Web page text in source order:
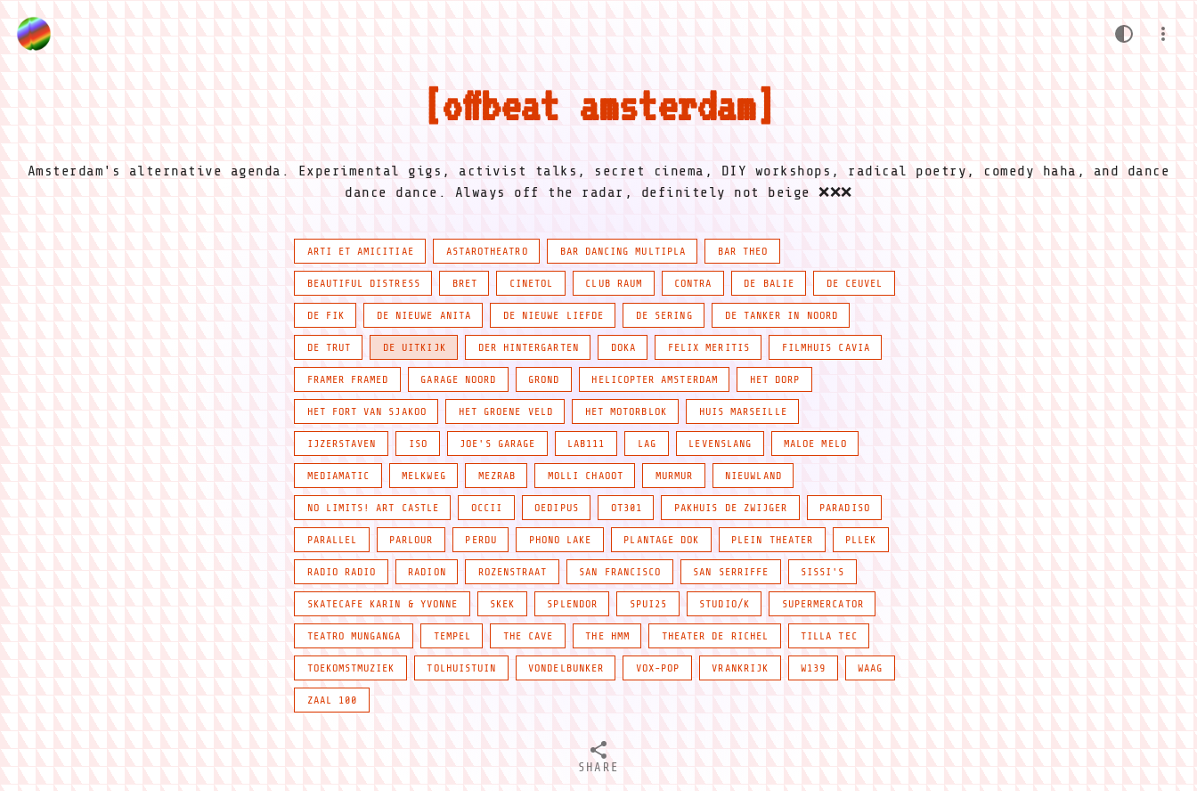
offbeat amsterdam
Amsterdam's alternative agenda. Experimental gigs, activist talks, secret cinema, DIY workshops, radical poetry, comedy haha, and dance
dance dance. Always off the radar, definitely not beige ❌❌❌
ARTI ET AMICITIAE ASTAROTHEATRO BAR DANCING MULTIPLA BAR THEO
BEAUTIFUL DISTRESS BRET CINETOL CLUB RAUM CONTRA DE BALIE DE CEUVEL
DE FIK DE NIEUWE ANITA DE NIEUWE LIEFDE DE SERING DE TANKER IN NOORD
DE TRUT DE UITKIJK DER HINTERGARTEN DOKA FELIX MERITIS FILMHUIS CAVIA
FRAMER FRAMED GARAGE NOORD GROND HELICOPTER AMSTERDAM HET DORP
HET FORT VAN SJAKOO HET GROENE VELD HET MOTORBLOK HUIS MARSEILLE
IJZERSTAVEN ISO JOE'S GARAGE LAB111 LAG LEVENSLANG MALOE MELO
MEDIAMATIC MELKWEG MEZRAB MOLLI CHAOOT MURMUR NIEUWLAND
NO LIMITS! ART CASTLE OCCII OEDIPUS OT301 PAKHUIS DE ZWIJGER PARADISO
PARALLEL PARLOUR PERDU PHONO LAKE PLANTAGE DOK PLEIN THEATER PLLEK
RADIO RADIO RADION ROZENSTRAAT SAN FRANCISCO SAN SERRIFFE SISSI'S
SKATECAFE KARIN & YVONNE SKEK SPLENDOR SPUI25 STUDIO/K SUPERMERCATOR
TEATRO MUNGANGA TEMPEL THE CAVE THE HMM THEATER DE RICHEL TILLA TEC
TOEKOMSTMUZIEK TOLHUISTUIN VONDELBUNKER VOX-POP VRANKRIJK W139 WAAG
ZAAL 100
SHARE